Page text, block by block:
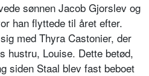
sønnen Jacob Gjorslev og
han flyttede til året efter.
med Thyra Castonier, der
hustru, Louise. Dette betød,
siden Staal blev fast beboet